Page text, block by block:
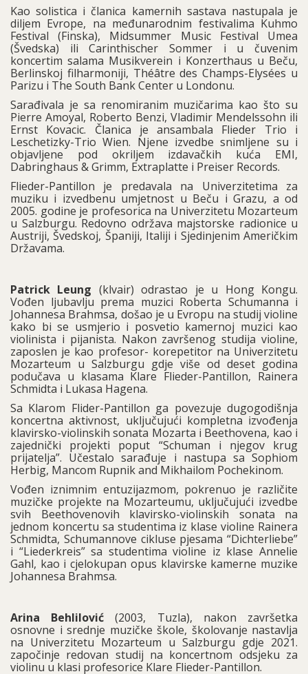
Kao solistica i članica kamernih sastava nastupala je
diljem Evrope, na međunarodnim festivalima Kuhmo
Festival (Finska), Midsummer Music Festival Umea
(Švedska) ili Carinthischer Sommer i u čuvenim
koncertim salama Musikverein i Konzerthaus u Beču,
Berlinskoj filharmoniji, Théâtre des Champs-Elysées u
Parizu i The South Bank Center u Londonu.
Sarađivala je sa renomiranim muzičarima kao što su
Pierre Amoyal, Roberto Benzi, Vladimir Mendelssohn ili
Ernst Kovacic. Članica je ansambala Flieder Trio i
Leschetizky-Trio Wien. Njene izvedbe snimljene su i
objavljene pod okriljem izdavačkih kuća EMI,
Dabringhaus & Grimm, Extraplatte i Preiser Records.
Flieder-Pantillon je predavala na Univerzitetima za
muziku i izvedbenu umjetnost u Beču i Grazu, a od
2005. godine je profesorica na Univerzitetu Mozarteum
u Salzburgu. Redovno održava majstorske radionice u
Austriji, Švedskoj, Španiji, Italiji i Sjedinjenim Američkim
Državama.
Patrick Leung (klvair) odrastao je u Hong Kongu.
Vođen ljubavlju prema muzici Roberta Schumanna i
Johannesa Brahmsa, došao je u Evropu na studij violine
kako bi se usmjerio i posvetio kamernoj muzici kao
violinista i pijanista. Nakon završenog studija violine,
zaposlen je kao profesor- korepetitor na Univerzitetu
Mozarteum u Salzburgu gdje više od deset godina
podučava u klasama Klare Flieder-Pantillon, Rainera
Schmidta i Lukasa Hagena.
Sa Klarom Flider-Pantillon ga povezuje dugogodišnja
koncertna aktivnost, uključujući kompletna izvođenja
klavirsko-violinskih sonata Mozarta i Beethovena, kao i
zajednički projekti poput “Schuman i njegov krug
prijatelja”. Učestalo sarađuje i nastupa sa Sophiom
Herbig, Mancom Rupnik and Mikhailom Pochekinom.
Vođen iznimnim entuzijazmom, pokrenuo je različite
muzičke projekte na Mozarteumu, uključujući izvedbe
svih Beethovenovih klavirsko-violinskih sonata na
jednom koncertu sa studentima iz klase violine Rainera
Schmidta, Schumannove cikluse pjesama “Dichterliebe”
i “Liederkreis” sa studentima violine iz klase Annelie
Gahl, kao i cjelokupan opus klavirske kamerne muzike
Johannesa Brahmsa.
Arina Behlilović (2003, Tuzla), nakon završetka
osnovne i srednje muzičke škole, školovanje nastavlja
na Univerzitetu Mozarteum u Salzburgu gdje 2021.
započinje redovan studij na koncertnom odsjeku za
violinu u klasi profesorice Klare Flieder-Pantillon.